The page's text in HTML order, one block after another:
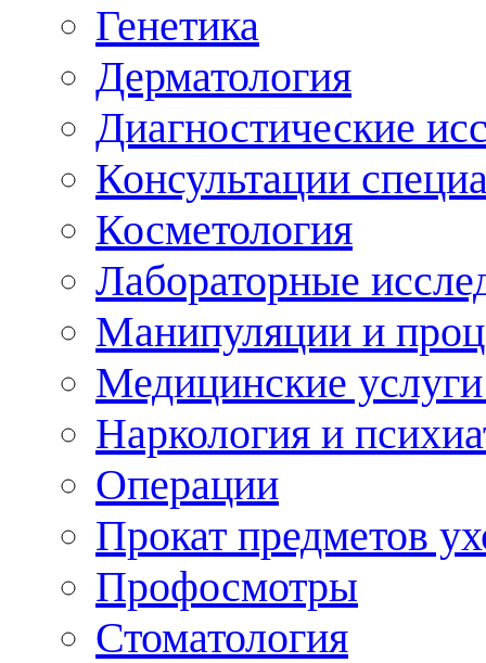
Генетика
Дерматология
Диагностические
Консультации
Косметология
Лабораторные
Манипуляции и
Медицинские
Наркология и
Операции
Прокат предметов
Профосмотры
Стоматология